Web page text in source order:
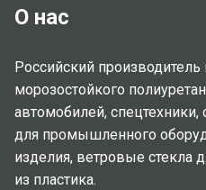
О нас
Российский
морозостойкого
автомобилей, спецтехники,
для промышленного
изделия, ветровые стекла
из пластика.